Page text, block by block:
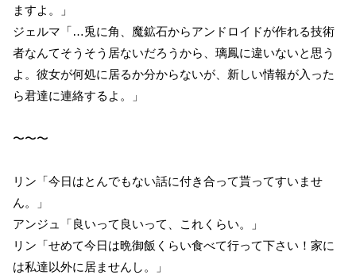
ますよ。」
ジェルマ「…兎に角、魔鉱石からアンドロイドが作れる技術
者なんてそうそう居ないだろうから、璃鳳に違いないと思う
よ。彼女が何処に居るか分からないが、新しい情報が入った
ら君達に連絡するよ。」
〜〜〜
リン「今日はとんでもない話に付き合って貰ってすいませ
ん。」
アンジュ「良いって良いって、これくらい。」
リン「せめて今日は晩御飯くらい食べて行って下さい！家に
は私達以外に居ませんし。」